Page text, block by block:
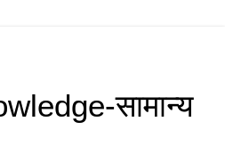
सामान्य